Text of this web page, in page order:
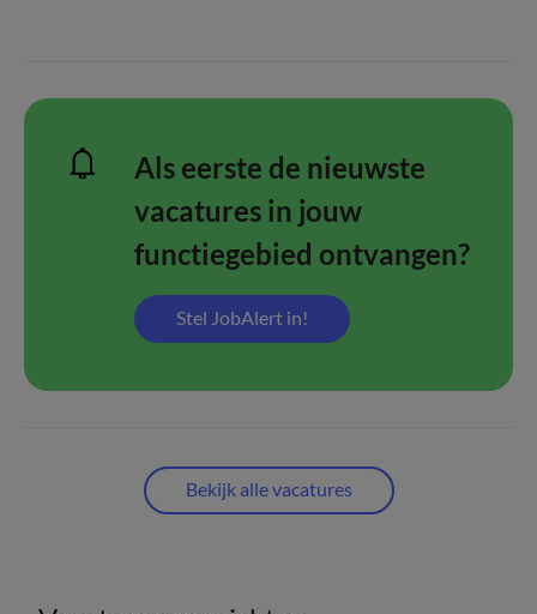
Als eerste de nieuwste
vacatures in jouw
functiegebied ontvangen?
Stel JobAlert in!
Bekijk alle vacatures